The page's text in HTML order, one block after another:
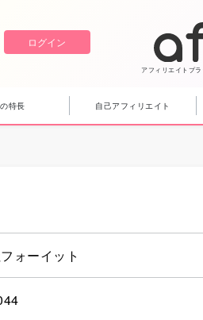
アフィリエイトプ
ログイン
特長 自己アフィリエイト
ォーイット